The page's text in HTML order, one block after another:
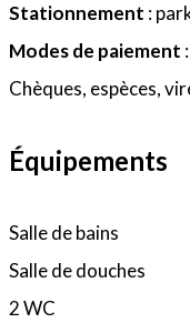
Stationnement :
Modes de paiement :
Chèques, espèces,
Équipements
Salle de bains
Salle de douches
2 WC